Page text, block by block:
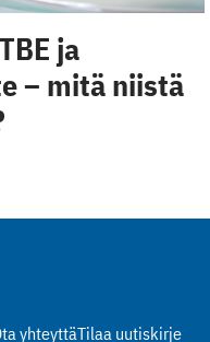
ja
– mitä niistä
yhteyttäTilaa uutiskirje